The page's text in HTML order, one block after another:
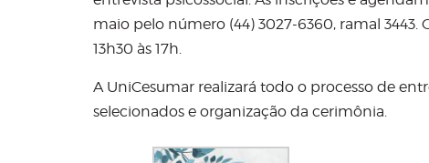
maio pelo número (44) 3027-6360, ramal
13h30 às 17h.
A UniCesumar realizará todo o processo de
selecionados e organização da cerimônia.